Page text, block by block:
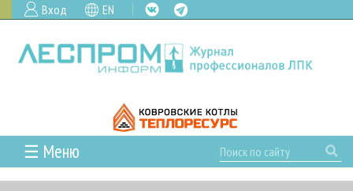
Вход EN
☰ Меню
ГЛАВНАЯ